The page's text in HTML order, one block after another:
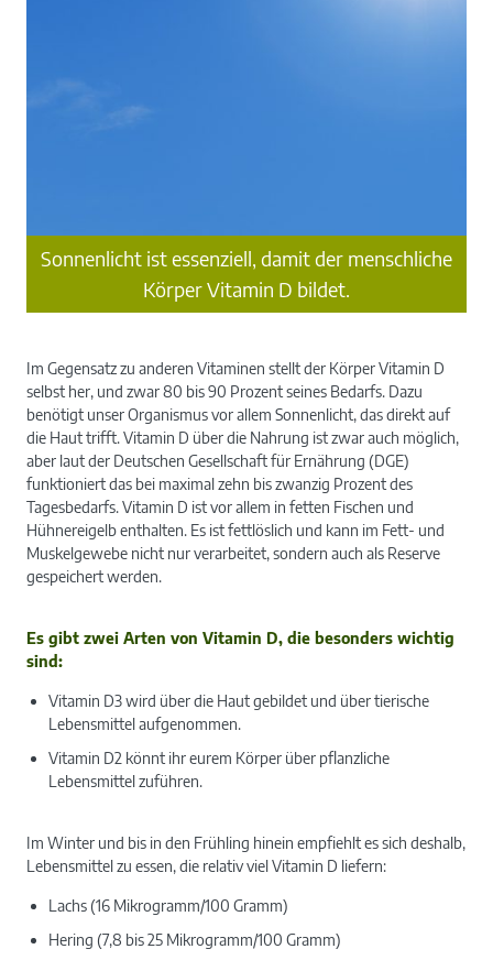
Sonnenlicht ist essenziell, damit der menschliche
Körper Vitamin D bildet.
Im Gegensatz zu anderen Vitaminen stellt der Körper Vitamin D
selbst her, und zwar 80 bis 90 Prozent seines Bedarfs. Dazu
benötigt unser Organismus vor allem Sonnenlicht, das direkt auf
die Haut trifft. Vitamin D über die Nahrung ist zwar auch möglich,
aber laut der Deutschen Gesellschaft für Ernährung (DGE)
funktioniert das bei maximal zehn bis zwanzig Prozent des
Tagesbedarfs. Vitamin D ist vor allem in fetten Fischen und
Hühnereigelb enthalten. Es ist fettlöslich und kann im Fett- und
Muskelgewebe nicht nur verarbeitet, sondern auch als Reserve
gespeichert werden.
Es gibt zwei Arten von Vitamin D, die besonders wichtig
sind:
Vitamin D3 wird über die Haut gebildet und über tierische
Lebensmittel aufgenommen.
Vitamin D2 könnt ihr eurem Körper über pflanzliche
Lebensmittel zuführen.
Im Winter und bis in den Frühling hinein empfiehlt es sich deshalb,
Lebensmittel zu essen, die relativ viel Vitamin D liefern:
Lachs (16 Mikrogramm/100 Gramm)
Hering (7,8 bis 25 Mikrogramm/100 Gramm)